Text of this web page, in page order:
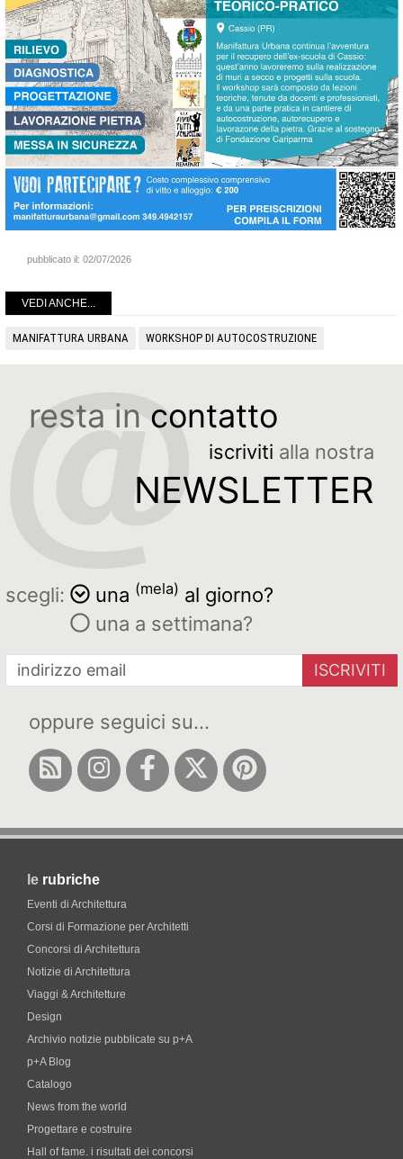
pubblicato il: 02/07/2026
VEDI ANCHE...
MANIFATTURA URBANA WORKSHOP DI AUTOCOSTRUZIONE
resta in contatto
iscriviti alla nostra
NEWSLETTER
scegli: una (mela) al giorno?
una a settimana?
ISCRIVITI
oppure seguici su...
le rubriche
Eventi di Architettura
Corsi di Formazione per Architetti
Concorsi di Architettura
Notizie di Architettura
Viaggi & Architetture
Design
Archivio notizie pubblicate su p+A
p+A Blog
Catalogo
News from the world
Progettare e costruire
Hall of fame. i risultati dei concorsi